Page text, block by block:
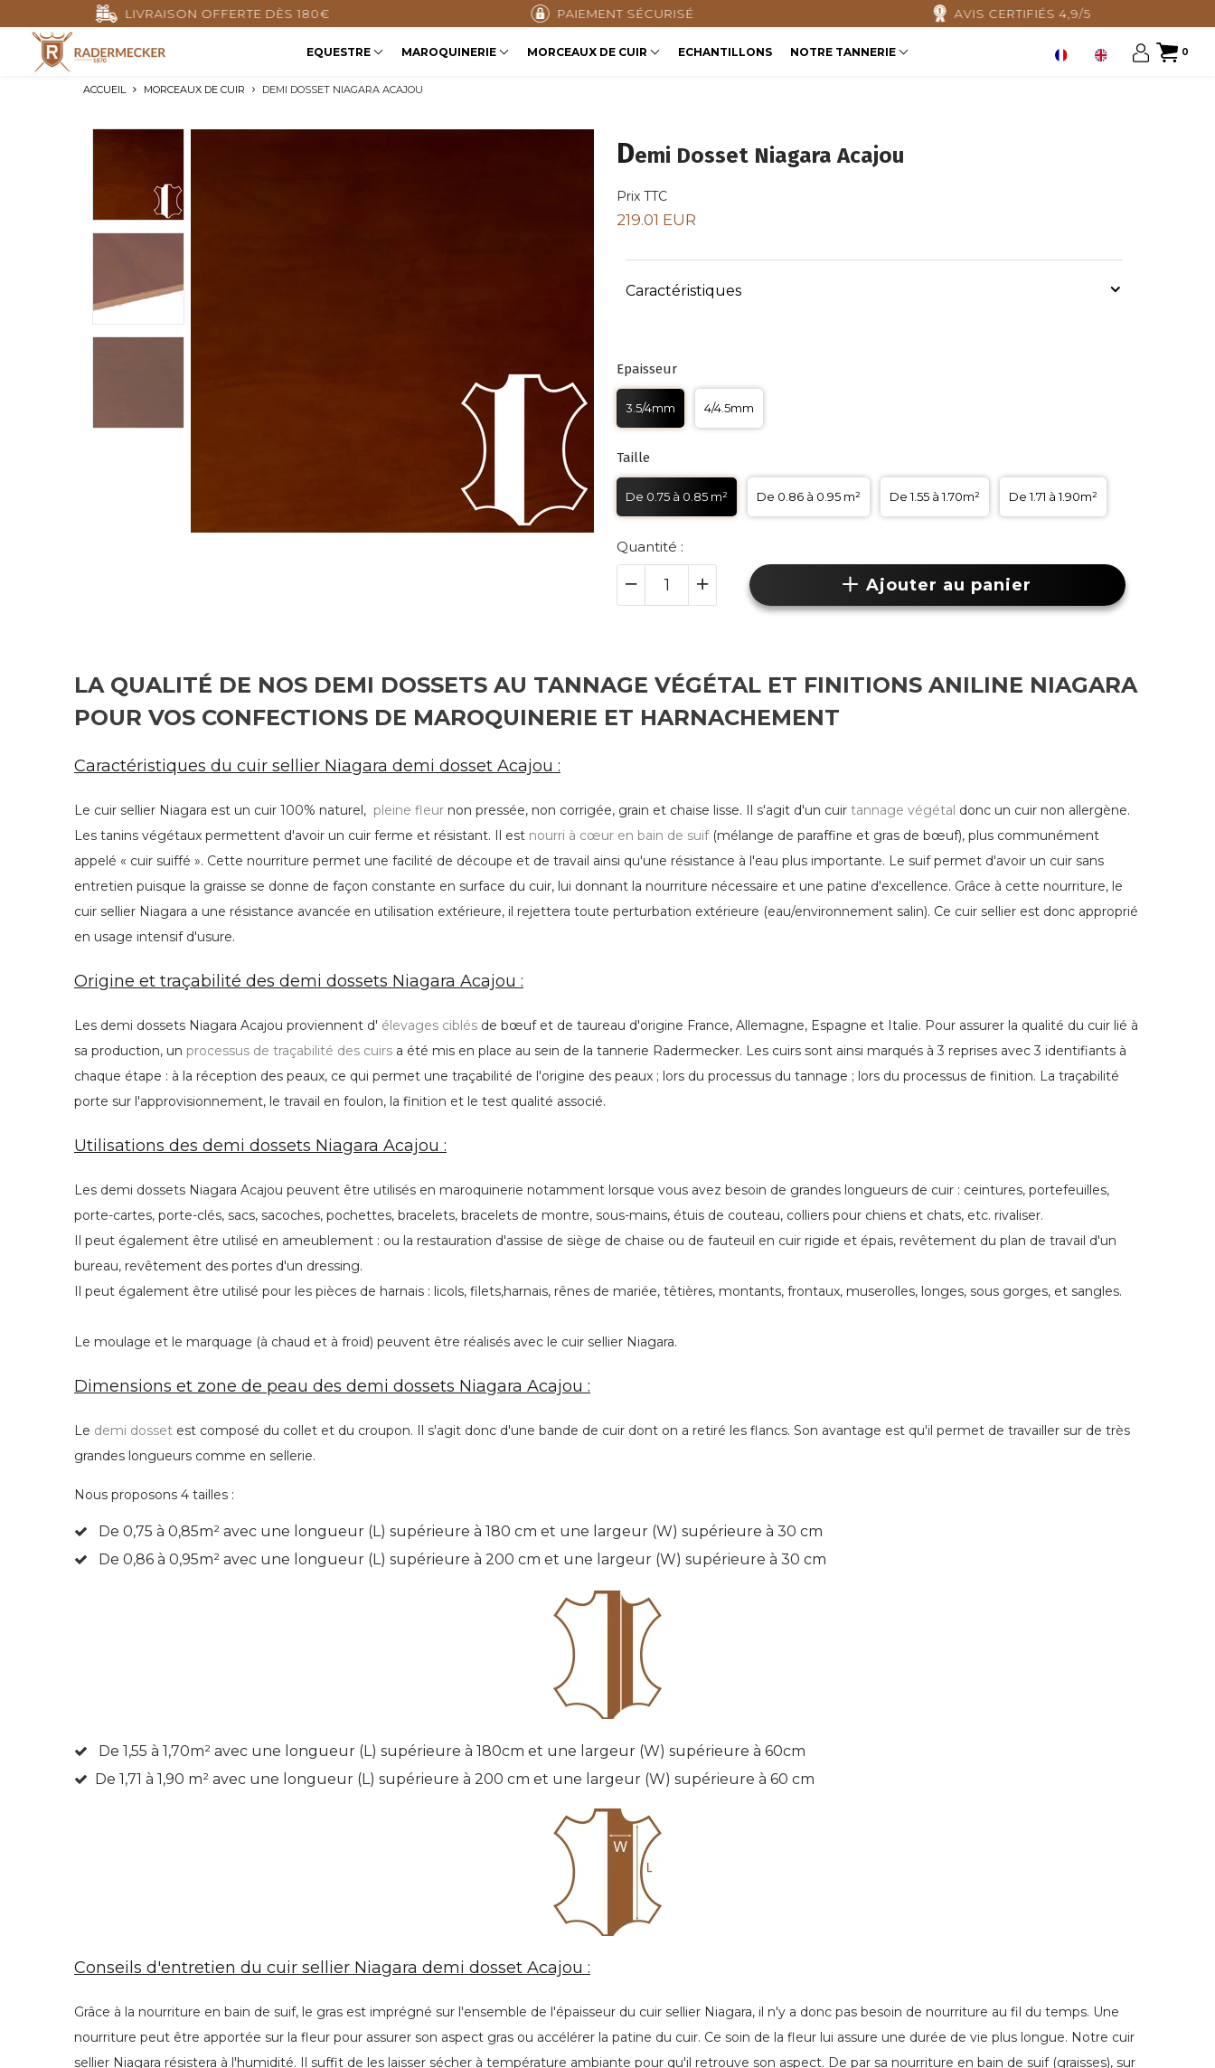
LIVRAISON OFFERTE DÈS 180€ PAIEMENT SÉCURISÉ AVIS CERTIFIÉS 4,9/5
0
EQUESTRE MAROQUINERIE MORCEAUX DE CUIR ECHANTILLONS NOTRE TANNERIE
ACCUEIL MORCEAUX DE CUIR DEMI DOSSET NIAGARA ACAJOU
Demi Dosset Niagara Acajou
Prix TTC
219.01 EUR
Caractéristiques
Epaisseur
3.5/4mm 4/4.5mm
Taille
De 0.75 à 0.85 m² De 0.86 à 0.95 m² De 1.55 à 1.70m² De 1.71 à 1.90m²
Quantité :
Ajouter au panier
LA QUALITÉ DE NOS DEMI DOSSETS AU TANNAGE VÉGÉTAL ET FINITIONS ANILINE NIAGARA
POUR VOS CONFECTIONS DE MAROQUINERIE ET HARNACHEMENT
Caractéristiques du cuir sellier Niagara demi dosset Acajou :
Le cuir sellier Niagara est un cuir 100% naturel, pleine fleur non pressée, non corrigée, grain et chaise lisse. Il s'agit d'un cuir tannage végétal donc un cuir non allergène.
Les tanins végétaux permettent d'avoir un cuir ferme et résistant. Il est nourri à cœur en bain de suif(mélange de paraffine et gras de bœuf), plus communément
appelé « cuir suiffé ». Cette nourriture permet une facilité de découpe et de travail ainsi qu'une résistance à l'eau plus importante. Le suif permet d'avoir un cuir sans
entretien puisque la graisse se donne de façon constante en surface du cuir, lui donnant la nourriture nécessaire et une patine d'excellence. Grâce à cette nourriture, le
cuir sellier Niagara a une résistance avancée en utilisation extérieure, il rejettera toute perturbation extérieure (eau/environnement salin). Ce cuir sellier est donc approprié
en usage intensif d'usure.
Origine et traçabilité des demi dossets Niagara Acajou :
Les demi dossets Niagara Acajou proviennent d' élevages ciblés de bœuf et de taureau d'origine France, Allemagne, Espagne et Italie. Pour assurer la qualité du cuir lié à
sa production, un processus de traçabilité des cuirs a été mis en place au sein de la tannerie Radermecker. Les cuirs sont ainsi marqués à 3 reprises avec 3 identifiants à
chaque étape : à la réception des peaux, ce qui permet une traçabilité de l'origine des peaux ; lors du processus du tannage ; lors du processus de finition. La traçabilité
porte sur l'approvisionnement, le travail en foulon, la finition et le test qualité associé.
Utilisations des demi dossets Niagara Acajou :
Les demi dossets Niagara Acajou peuvent être utilisés en maroquinerie notamment lorsque vous avez besoin de grandes longueurs de cuir : ceintures, portefeuilles,
porte-cartes, porte-clés, sacs, sacoches, pochettes, bracelets, bracelets de montre, sous-mains, étuis de couteau, colliers pour chiens et chats, etc. rivaliser.
Il peut également être utilisé en ameublement : ou la restauration d'assise de siège de chaise ou de fauteuil en cuir rigide et épais, revêtement du plan de travail d'un
bureau, revêtement des portes d'un dressing.
Il peut également être utilisé pour les pièces de harnais : licols, filets,harnais, rênes de mariée, têtières, montants, frontaux, muserolles, longes, sous gorges, et sangles.
Le moulage et le marquage (à chaud et à froid) peuvent être réalisés avec le cuir sellier Niagara.
Dimensions et zone de peau des demi dossets Niagara Acajou :
Le demi dosset est composé du collet et du croupon. Il s'agit donc d'une bande de cuir dont on a retiré les flancs. Son avantage est qu'il permet de travailler sur de très
grandes longueurs comme en sellerie.
Nous proposons 4 tailles :
De 0,75 à 0,85m² avec une longueur (L) supérieure à 180 cm et une largeur (W) supérieure à 30 cm
De 0,86 à 0,95m² avec une longueur (L) supérieure à 200 cm et une largeur (W) supérieure à 30 cm
De 1,55 à 1,70m² avec une longueur (L) supérieure à 180cm et une largeur (W) supérieure à 60cm
De 1,71 à 1,90 m² avec une longueur (L) supérieure à 200 cm et une largeur (W) supérieure à 60 cm
Conseils d'entretien du cuir sellier Niagara demi dosset Acajou :
Grâce à la nourriture en bain de suif, le gras est imprégné sur l'ensemble de l'épaisseur du cuir sellier Niagara, il n'y a donc pas besoin de nourriture au fil du temps. Une
nourriture peut être apportée sur la fleur pour assurer son aspect gras ou accélérer la patine du cuir. Ce soin de la fleur lui assure une durée de vie plus longue. Notre cuir
sellier Niagara résistera à l'humidité. Il suffit de les laisser sécher à température ambiante pour qu'il retrouve son aspect. De par sa nourriture en bain de suif (graisses), sur